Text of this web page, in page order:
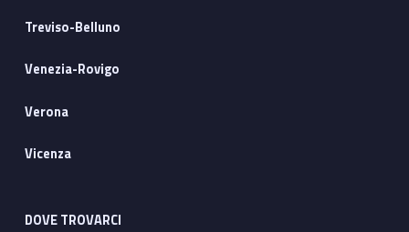
Treviso-Belluno
Venezia-Rovigo
Verona
Vicenza
DOVE TROVARCI